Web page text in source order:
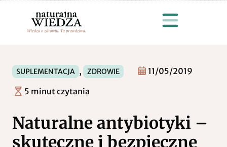
SUPLEMENTACJA , ZDROWIE
11/05/2019
5 minut czytania
Naturalne antybiotyki –
skuteczne i bezpieczne